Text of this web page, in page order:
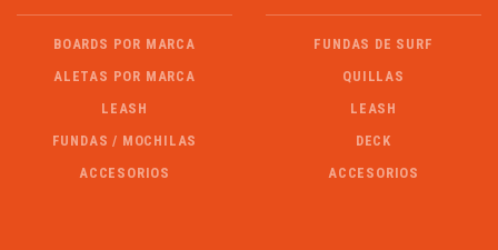
BOARDS POR MARCA
ALETAS POR MARCA
LEASH
FUNDAS / MOCHILAS
ACCESORIOS
FUNDAS DE SURF
QUILLAS
LEASH
DECK
ACCESORIOS